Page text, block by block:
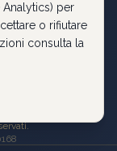
per
o rifiutare
consulta la